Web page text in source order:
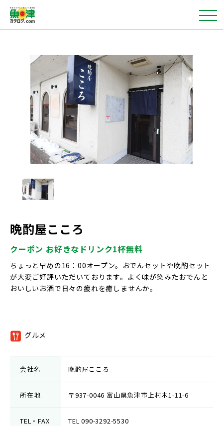
晩酌屋こころ
クーポン お好きなドリンク1杯無料
ちょっと早めの16：00オープン。おでんセットや晩酌セット
が大変ご好評いただいております。よく味が染みたおでんと
おいしいお酒で日々の疲れを癒しませんか。
① グルメ
会社名 晩酌屋こころ
所在地 〒937-0046 富山県魚津市上村木1-11-6
TEL・FAX TEL 090-3292-5530